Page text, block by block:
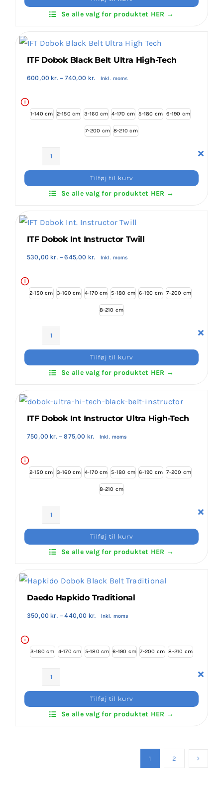
Black
Belt
antal
Se alle valg for produktet HER →
ITF Dobok Black Belt Ultra High-Tech
600,00kr. – 740,00 kr. Prisinterval:
Inkl. moms
i
1-140 cm 2-150 cm 3-160 cm 4-170 cm 5-180 cm 6-190 cm
7-200 cm 8-210 cm
Black
Belt
High-
Tilføj til kurv
Se alle valg for produktet HER →
ITF Dobok Int Instructor Twill
530,00kr. – 645,00 kr. Prisinterval:
Inkl. moms
i
2-150 cm 3-160 cm 4-170 cm 5-180 cm 6-190 cm 7-200 cm
8-210 cm
Int
Instructor
antal
Tilføj til kurv
Se alle valg for produktet HER →
ITF Dobok Int Instructor Ultra High-Tech
750,00kr. – 875,00 kr. Prisinterval:
Inkl. moms
i
2-150 cm 3-160 cm 4-170 cm 5-180 cm 6-190 cm 7-200 cm
8-210 cm
Int
Instructor
High-
Tilføj til kurv
Se alle valg for produktet HER →
Daedo Hapkido Traditional
350,00kr. – 440,00 kr. Prisinterval:
Inkl. moms
i
3-160 cm 4-170 cm 5-180 cm 6-190 cm 7-200 cm 8-210 cm
Traditional
antal
Tilføj til kurv
Se alle valg for produktet HER →
1 2